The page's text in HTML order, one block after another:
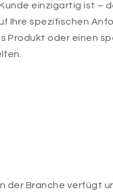
einzigartig ist –
Ihre spezifischen
Produkt oder einen
der Branche verfügt